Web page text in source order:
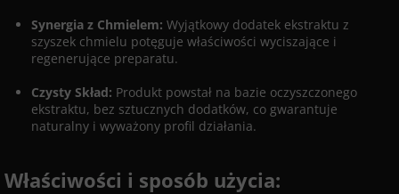
Synergia z Chmielem: Wyjątkowy dodatek ekstraktu z
szyszek chmielu potęguje właściwości wyciszające i
regenerujące preparatu.
Czysty Skład: Produkt powstał na bazie oczyszczonego
ekstraktu, bez sztucznych dodatków, co gwarantuje
naturalny i wyważony profil działania.
Właściwości i sposób użycia: